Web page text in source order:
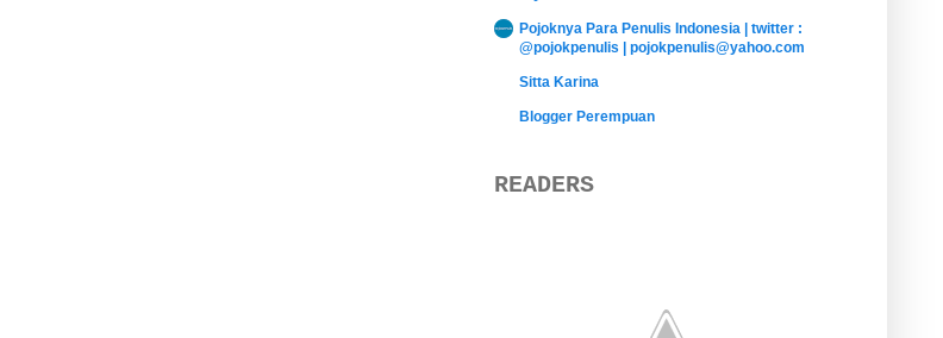
Pojoknya Para Penulis Indonesia | twitter :
@pojokpenulis | pojokpenulis@yahoo.com
Sitta Karina
Blogger Perempuan
READERS